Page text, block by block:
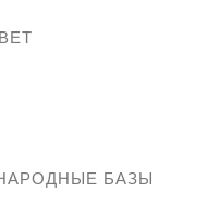
БАЗЫ